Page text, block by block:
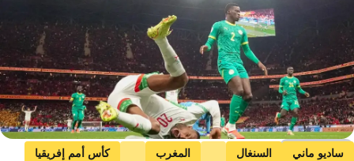
Getty Images
ساديو ماني السنغال المغرب
كأس أمم إفريقيا